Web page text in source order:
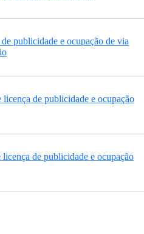
publicidade e ocupação de via
de publicidade e ocupação
de publicidade e ocupação